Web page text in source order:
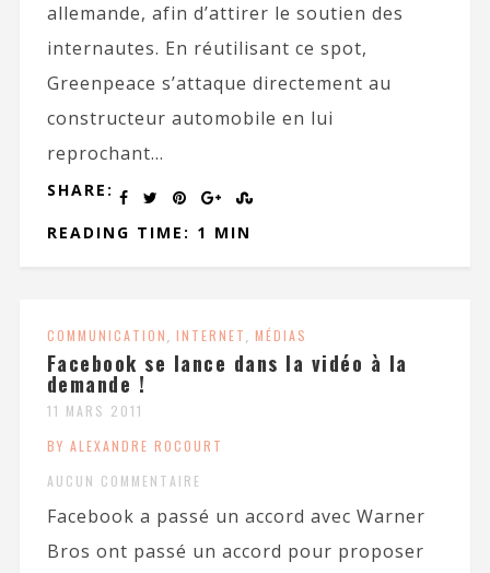
allemande, afin d’attirer le soutien des
internautes. En réutilisant ce spot,
Greenpeace s’attaque directement au
constructeur automobile en lui
reprochant...
SHARE:
READING TIME: 1 MIN
COMMUNICATION, INTERNET, MÉDIAS
Facebook se lance dans la vidéo à la
demande !
11 MARS 2011
BY ALEXANDRE ROCOURT
AUCUN COMMENTAIRE
Facebook a passé un accord avec Warner
Bros ont passé un accord pour proposer